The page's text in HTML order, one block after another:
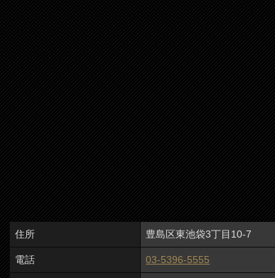
住所 豊島区東池袋3丁目10-7
電話 03-5396-5555